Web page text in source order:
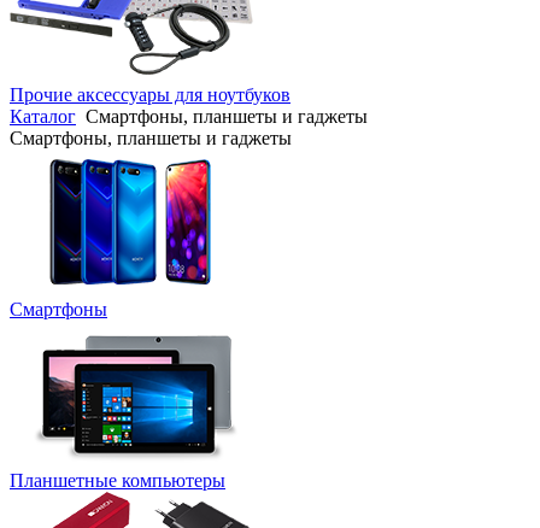
Прочие аксессуары для ноутбуков
Каталог Смартфоны, планшеты и гаджеты
Смартфоны, планшеты и гаджеты
Смартфоны
Планшетные компьютеры